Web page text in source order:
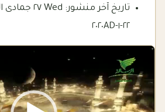
تاريخ آخر منشور:
٢٢-١-٢٠٢٠AD
Player